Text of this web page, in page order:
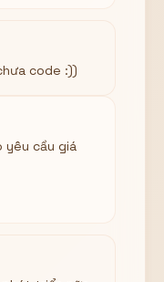
code :))
yêu cầu giá